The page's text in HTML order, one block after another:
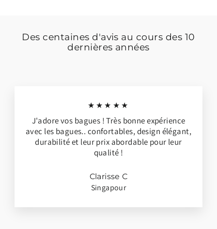
Des centaines d'avis au cours des 10
dernières années
★★★★★
J'adore vos bagues ! Très bonne expérience
avec les bagues.. confortables, design élégant,
durabilité et leur prix abordable pour leur
qualité !
Clarisse C
Singapour